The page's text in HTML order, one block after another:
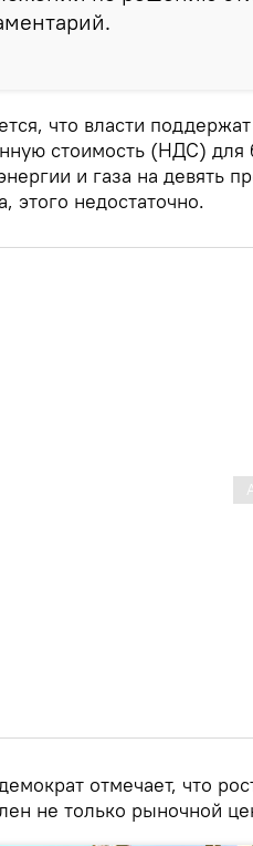
что власти
стоимость (НДС) для
и газа на девять
этого недостаточно.
отмечает, что
не только рыночной